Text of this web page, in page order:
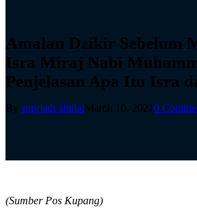
Amalan Dzikir Sebelum
Isra Miraj Nabi
Penjelasan Apa Itu Isra
By supriadi alhilalMarch 10, 20210
(Sumber Pos Kupang)